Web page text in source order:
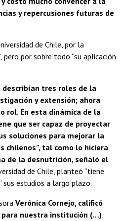
y repercusiones futuras de
de Chile, por la
pero por sobre todo “su aplicación
describían tres roles de la
y extensión; ahora
rol. En esta dinámica de la
que ser capaz de proyectar
soluciones para mejorar la
chilenos”, tal como lo hiciera
de la desnutrición, señaló el
de Chile, planteó “tiene
sus estudios a largo plazo.
Verónica Cornejo, calificó
para nuestra institución (…)